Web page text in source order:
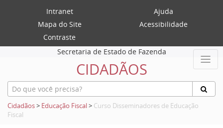
Intranet
Ajuda
Mapa do Site
Acessibilidade
Contraste
Secretaria de Estado de Fazenda
CIDADÃOS
Cidadãos> Educação Fiscal> Curso Disseminadores de Educação
Fiscal